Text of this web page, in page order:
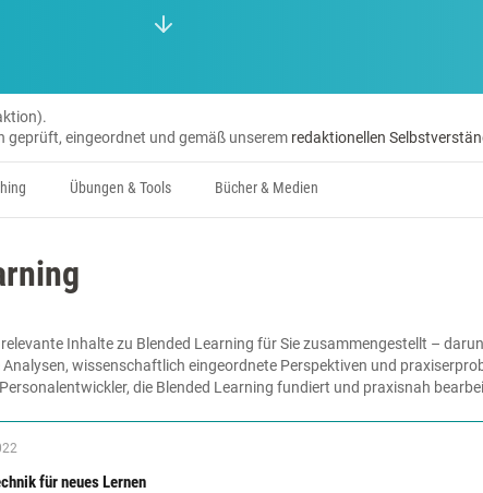
geprüft, eingeordnet und gemäß unserem redaktionellen
Übungen & Tools Bücher & Medien
Inhalte zu Blended Learning für Sie zusammengestellt –
wissenschaftlich eingeordnete Perspektiven und
die Blended Learning fundiert und praxisnah
für neues Lernen